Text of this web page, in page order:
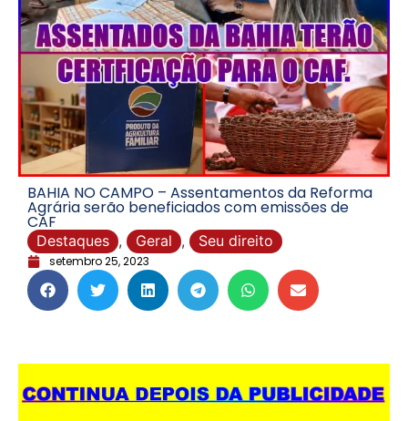
BAHIA NO CAMPO – Assentamentos da Reforma
Agrária serão beneficiados com emissões de
CAF
Destaques , Geral , Seu direito
setembro 25, 2023